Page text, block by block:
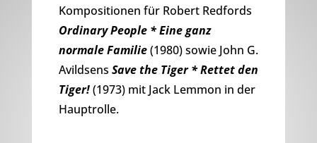
Kompositionen für Robert Redfords
Ordinary People * Eine ganz
normale Familie(1980) sowie John G.
Avildsens Save the Tiger * Rettet den
Tiger!(1973) mit Jack Lemmon in der
Hauptrolle.